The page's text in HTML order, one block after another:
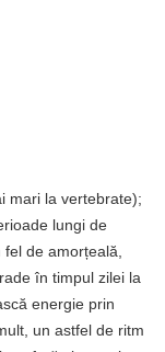
mari la vertebrate);
lungi de
de amorțeală,
în timpul zilei la
energie prin
un astfel de ritm